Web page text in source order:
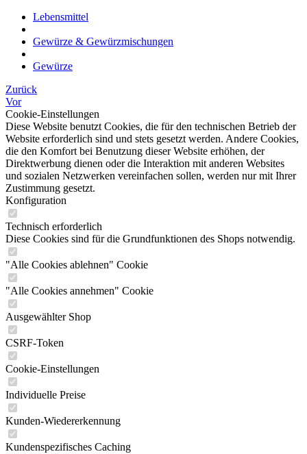
Lebensmittel
Gewürze & Gewürzmischungen
Gewürze
Zurück
Vor
Cookie-Einstellungen
Diese Website benutzt Cookies, die für den technischen Betrieb der
Website erforderlich sind und stets gesetzt werden. Andere Cookies,
die den Komfort bei Benutzung dieser Website erhöhen, der
Direktwerbung dienen oder die Interaktion mit anderen Websites
und sozialen Netzwerken vereinfachen sollen, werden nur mit Ihrer
Zustimmung gesetzt.
Konfiguration
Technisch erforderlich
Diese Cookies sind für die Grundfunktionen des Shops notwendig.
"Alle Cookies ablehnen" Cookie
"Alle Cookies annehmen" Cookie
Ausgewählter Shop
CSRF-Token
Cookie-Einstellungen
Individuelle Preise
Kunden-Wiedererkennung
Kundenspezifisches Caching